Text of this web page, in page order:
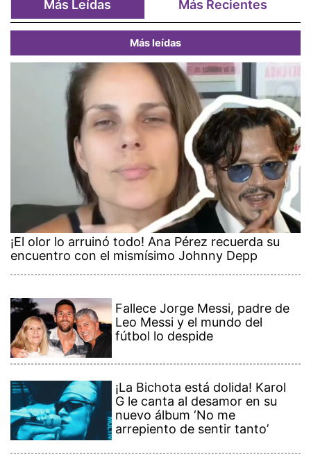
Más Leídas Más Recientes
Más leídas
¡El olor lo arruinó todo! Ana Pérez recuerda su
encuentro con el mismísimo Johnny Depp
Fallece Jorge Messi, padre de
Leo Messi y el mundo del
fútbol lo despide
¡La Bichota está dolida! Karol
G le canta al desamor en su
nuevo álbum ‘No me
arrepiento de sentir tanto’